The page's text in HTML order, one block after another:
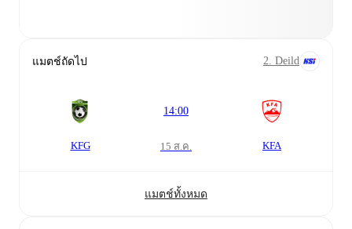
แมตช์ถัดไป 2. Deild
KFG
14:00
15 ส.ค. KFA
แมตช์ทั้งหมด